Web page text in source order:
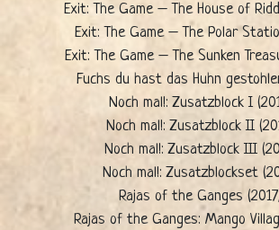
Exit: The Game – The House of
Exit: The Game – The Polar
Exit: The Game – The Sunken
Fuchs du hast das Huhn
Noch mal!: Zusatzblock I
Noch mal!: Zusatzblock II
Noch mal!: Zusatzblock III
Noch mal!: Zusatzblockset
Rajas of the Ganges
Rajas of the Ganges: Mango